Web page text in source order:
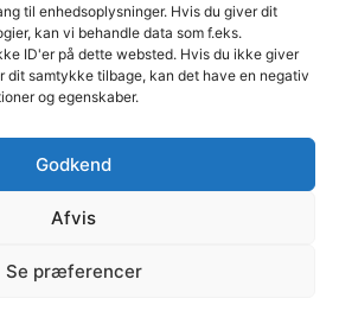
til enhedsoplysninger. Hvis du giver dit
kan vi behandle data som f.eks.
ID'er på dette websted. Hvis du ikke giver
samtykke tilbage, kan det have en negativ
og egenskaber.
Godkend
Afvis
Se præferencer
Restauranter
Spisesteder
in Denmark
in Norway
betalte eller lignende. |